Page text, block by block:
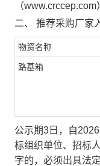
（www.crccep.com
二、
推荐采购厂家
物资名称
路基箱
公示期3日，自2026
标组织单位、招标
字的，必须出具法